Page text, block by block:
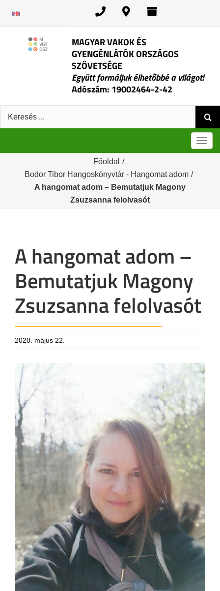
MAGYAR VAKOK ÉS
GYENGÉNLÁTÓK ORSZÁGOS
SZÖVETSÉGE
Együtt formáljuk élhetőbbé a világot!
Adószám: 19002464-2-42
Keresés:
Főoldal /
Bodor Tibor Hangoskönyvtár - Hangomat adom /
A hangomat adom – Bemutatjuk Magony
Zsuzsanna felolvasót
A hangomat adom –
Bemutatjuk Magony
Zsuzsanna felolvasót
2020. május 22.